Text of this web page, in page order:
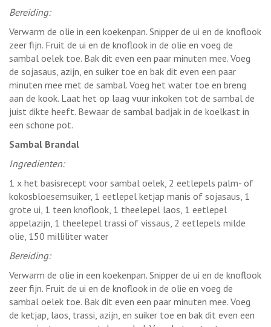
Bereiding:
Verwarm de olie in een koekenpan. Snipper de ui en de knoflook
zeer fijn. Fruit de ui en de knoflook in de olie en voeg de
sambal oelek toe. Bak dit even een paar minuten mee. Voeg
de sojasaus, azijn, en suiker toe en bak dit even een paar
minuten mee met de sambal. Voeg het water toe en breng
aan de kook. Laat het op laag vuur inkoken tot de sambal de
juist dikte heeft. Bewaar de sambal badjak in de koelkast in
een schone pot.
Sambal Brandal
Ingredienten:
1 x het basisrecept voor sambal oelek, 2 eetlepels palm- of
kokosbloesemsuiker, 1 eetlepel ketjap manis of sojasaus, 1
grote ui, 1 teen knoflook, 1 theelepel laos, 1 eetlepel
appelazijn, 1 theelepel trassi of vissaus, 2 eetlepels milde
olie, 150 milliliter water
Bereiding:
Verwarm de olie in een koekenpan. Snipper de ui en de knoflook
zeer fijn. Fruit de ui en de knoflook in de olie en voeg de
sambal oelek toe. Bak dit even een paar minuten mee. Voeg
de ketjap, laos, trassi, azijn, en suiker toe en bak dit even een